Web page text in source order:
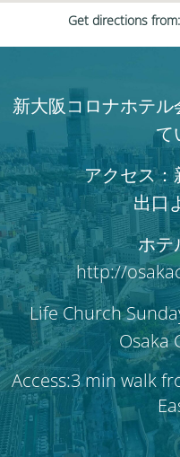
Get directions from:
新大阪コロナホテ
て
アクセス
出口
ホテ
http://
Life Church
Osaka
Access:3 min walk